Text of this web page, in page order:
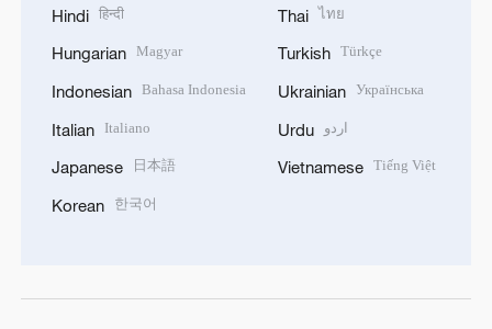
Hindi हिन्दी
Hungarian Magyar
Indonesian Bahasa Indonesia
Italian Italiano
Japanese 日本語
Korean 한국어
Thai ไทย
Turkish Türkçe
Ukrainian Українська
Urdu اردو
Vietnamese Tiếng Việt